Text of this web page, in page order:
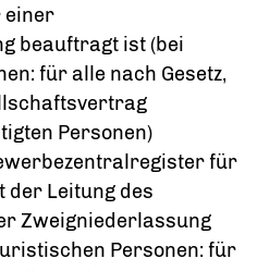
einer
beauftragt ist (bei
für alle nach Gesetz,
Personen)
für
der Leitung des
Zweigniederlassung
Personen: für